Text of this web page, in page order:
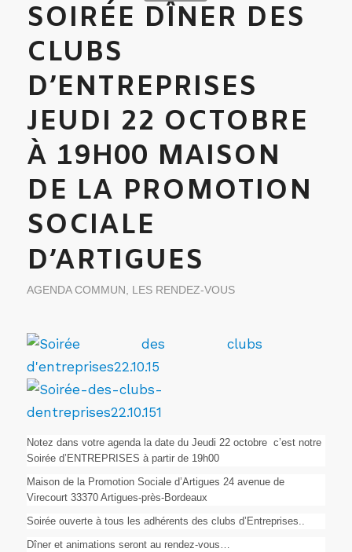
SOIRÉE DÎNER DES
CLUBS
D’ENTREPRISES
JEUDI 22 OCTOBRE
À 19H00 MAISON
DE LA PROMOTION
SOCIALE
D’ARTIGUES
AGENDA COMMUN , LES RENDEZ-VOUS
Notez dans votre agenda la date du Jeudi 22 octobre c’est notre
Soirée d’ENTREPRISES à partir de 19h00
Maison de la Promotion Sociale d’Artigues 24 avenue de
Virecourt 33370 Artigues-près-Bordeaux
Soirée ouverte à tous les adhérents des clubs d’Entreprises..
Dîner et animations seront au rendez-vous…